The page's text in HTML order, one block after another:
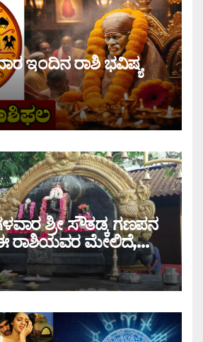
ಇಂದಿನ ರಾಶಿ ಭವಿಷ್ಯ
ಶ್ರೀ ಸೌತಡ್ಕ ಗಣಪನ
ರಾಶಿಯವರ ಮೇಲಿದೆ,
ತಿಳಿಯಿರಿ